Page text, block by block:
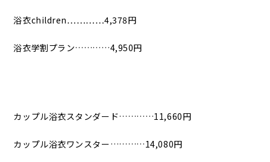
浴衣children…………4,378円
浴衣学割プラン…………4,950円
カップル浴衣スタンダード…………11,660円
カップル浴衣ワンスター…………14,080円